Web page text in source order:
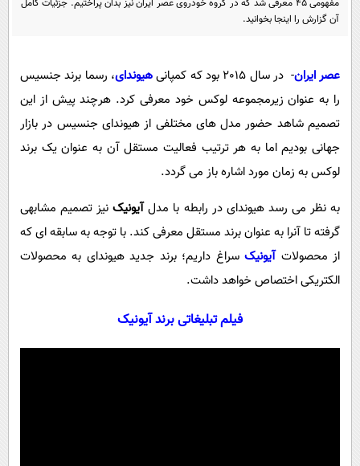
سیاست
فناوری
گوناگون
حوادث
محیط زیست
سلامت
بین الملل
اجتماعی
داستان کوتاه
پیامک
آشپزی
مفهومی 45 معرفی شد که در گروه خودروی عصر ایران نیز بدان پراختیم. جزئیات کامل
آن گزارش را اینجا بخوانید.
عصر ایران- در سال 2015 بود که کمپانی هیوندای، رسما برند جنسیس
را به عنوان زیرمجموعه لوکس خود معرفی کرد. هرچند پیش از این
تصمیم شاهد حضور مدل های مختلفی از هیوندای جنسیس در بازار
جهانی بودیم اما به هر ترتیب فعالیت مستقل آن به عنوان یک برند
لوکس به زمان مورد اشاره باز می گردد.
به نظر می رسد هیوندای در رابطه با مدلآیونیکنیز تصمیم مشابهی
گرفته تا آنرا به عنوان برند مستقل معرفی کند. با توجه به سابقه ای که
از محصولاتآیونیک سراغ داریم؛ برند جدید هیوندای به محصولات
الکتریکی اختصاص خواهد داشت.
فیلم تبلیغاتی برند آیونیک